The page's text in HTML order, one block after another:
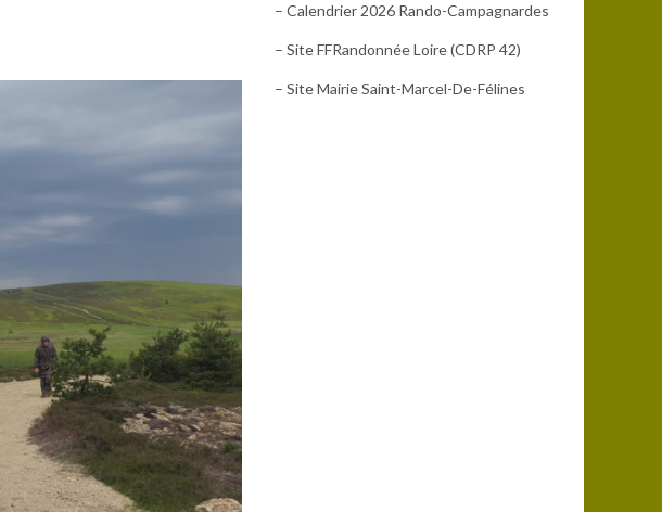
– Calendrier 2026 Rando-Campagnardes
– Site FFRandonnée Loire (CDRP 42)
– Site Mairie Saint-Marcel-De-Félines